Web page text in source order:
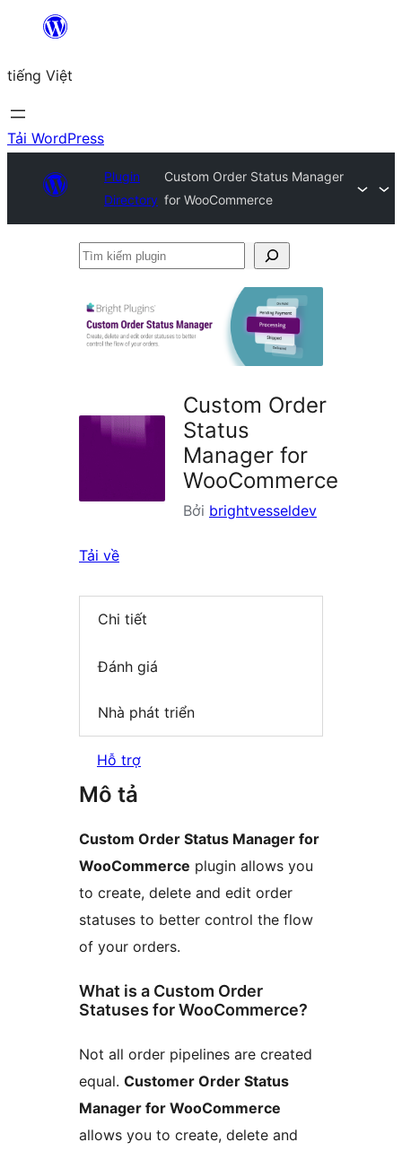
Chuyển
phần
nội
dung
tiếng Việt
Tải WordPress
Plugin
Directory
Custom Order Status Manager
for WooCommerce
Tìm
plugin
Custom Order
Status
Manager for
WooCommerce
Bởi brightvesseldev
Tải về
Chi tiết
Đánh giá
Nhà phát triển
Hỗ trợ
Mô tả
Custom Order Status Manager for
WooCommerce plugin allows you
to create, delete and edit order
statuses to better control the flow
of your orders.
What is a Custom Order
Statuses for WooCommerce?
Not all order pipelines are created
equal. Customer Order Status
Manager for WooCommerce
allows you to create, delete and